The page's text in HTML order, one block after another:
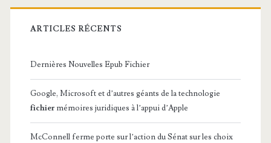
ARTICLES RÉCENTS
Dernières Nouvelles Epub Fichier
Google, Microsoft et d’autres géants de la technologie
fichier mémoires juridiques à l’appui d’Apple
McConnell ferme porte sur l’action du Sénat sur les choix